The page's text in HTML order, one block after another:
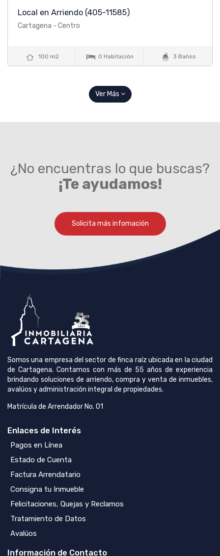
Local en Arriendo (405-11585)
Cartagena - Centro
 100 m2  0 Habitación  3 Baños
Ver Más
¿No encuentras lo que buscas?
¡Te ayudamos!
Solicita más infomación
Somos una empresa del sector de finca raíz ubicada en la ciudad
de Cartagena. Contamos con más de 55 años de experiencia
brindando soluciones de arriendo, compra y venta de inmuebles,
avalúos y administración integral de propiedades.
Matrícula de Arrendador No. 01
Enlaces de Interés
Pagos en Línea
Estado de Cuenta
Factura Arrendatario
Consigna tu Inmueble
Felicitaciones, Quejas y Reclamos
Tratamiento de Datos
Avalúos
Información de Contacto